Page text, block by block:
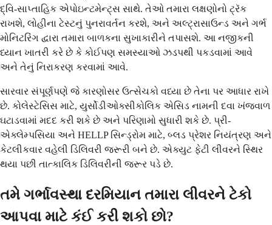
દ્વિ-સાપ્તાહિક એપોઇન્ટમેન્ટ્સ સાથે. તેઓ તમારા લક્ષણોનો ટ્રૅક
રાખશે, લોહીના ટેસ્ટનું પુનરાવર્તન કરશે, અને અલ્ટ્રાસાઉન્ડ અને ગર્ભ
મોનિટરિંગ દ્વારા તમારા બાળકના સુખાકારીને તપાસશે. આ નજીકની
ધ્યાન ખાતરી કરે છે કે કોઈપણ સમસ્યાઓ ઝડપથી પકડવામાં આવે
અને તેનું નિરાકરણ કરવામાં આવે.
સારવાર સંપૂર્ણપણે જે કારણોસર ઉત્સેચકો વધ્યા છે તેના પર આધાર રાખે
છે. કોલેસ્ટેસિસ માટે, યુર્સોડીઓક્સીકોલિક એસિડ નામની દવા ખંજવાળ
ઘટાડવામાં મદદ કરી શકે છે અને પરિણામો સુધારી શકે છે. પ્રી-
એક્લેમ્પસિયા અને HELLP સિન્ડ્રોમ માટે, બ્લડ પ્રેશર નિયંત્રણ અને
કેટલીકવાર વહેલી ડિલિવરી જરૂરી બને છે. એક્યુટ ફેટી લીવરને સ્થિર
થયા પછી તાત્કાલિક ડિલિવરીની જરૂર પડે છે.
તમે ગર્ભાવસ્થા દરમિયાન તમારા લીવરને ટેકો
આપવા માટે કંઈ કરી શકો છો?